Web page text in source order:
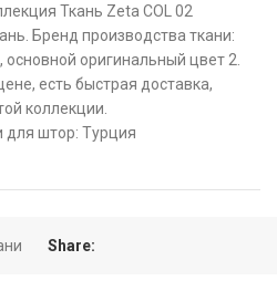
Ткань Zeta COL 02
Бренд производства ткани:
основной оригинальный цвет 2.
есть быстрая доставка,
коллекции.
для штор: Турция
Share: